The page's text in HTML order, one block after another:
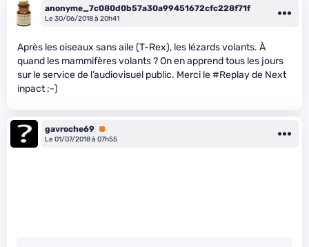
anonyme_7c080d0b57a30a99451672cfc228f71f
Le 30/06/2018 à 20h41
Après les oiseaux sans aile (T-Rex), les lézards volants. À
quand les mammifères volants ? On en apprend tous les jours
sur le service de l’audiovisuel public. Merci le #Replay de Next
inpact ;-)
gavroche69 Premium
Le 01/07/2018 à 07h55